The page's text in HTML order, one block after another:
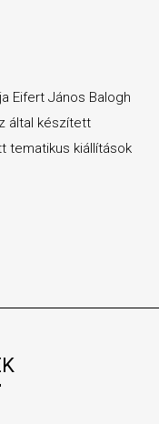
Eifert János Balogh
által készített
tematikus kiállítások